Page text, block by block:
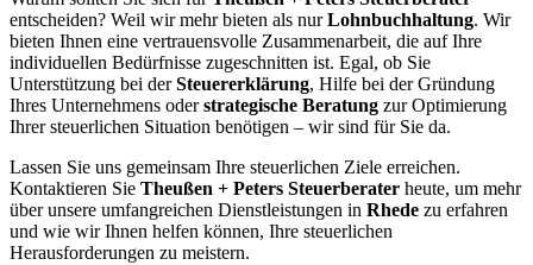
entscheiden? Weil wir mehr bieten als nurLohnbuchhaltung. Wir
bieten Ihnen eine vertrauensvolle Zusammenarbeit, die auf Ihre
individuellen Bedürfnisse zugeschnitten ist. Egal, ob Sie
Unterstützung bei derSteuererklärung, Hilfe bei der Gründung
Ihres Unternehmens oderstrategische Beratung zur Optimierung
Ihrer steuerlichen Situation benötigen – wir sind für Sie da.
Lassen Sie uns gemeinsam Ihre steuerlichen Ziele erreichen.
Kontaktieren Sie Theußen + Peters Steuerberater heute, um mehr
über unsere umfangreichen Dienstleistungen in Rhede zu erfahren
und wie wir Ihnen helfen können, Ihre steuerlichen
Herausforderungen zu meistern.